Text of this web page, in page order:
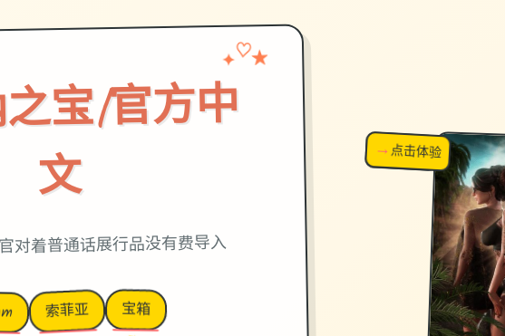
宝|官方中
文
✦♡★
对着普通话展行品没有费导入
索菲亚 宝箱
↗超棒！
→点击体验